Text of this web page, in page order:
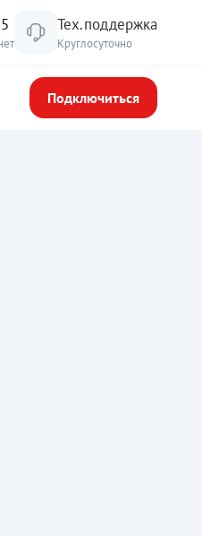
Тех.поддержка
Круглосуточно
Подключиться